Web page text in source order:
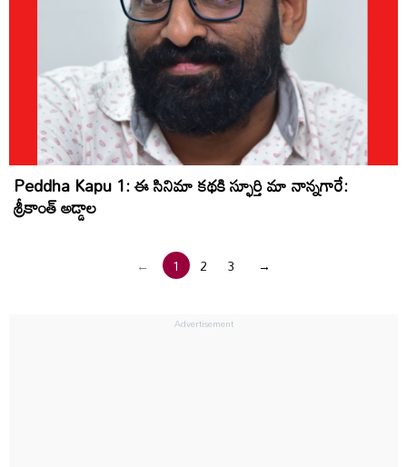
Peddha Kapu 1: ఈ సినిమా కథకి స్ఫూర్తి మా నాన్నగారే:
శ్రీకాంత్ అడ్డాల
← 1 2 3 →